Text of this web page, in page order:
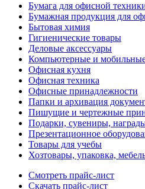
Бумага для офисной
Бумажная продукция для
Бытовая химия
Гигиенические товары
Деловые аксессуары
Компьютерные и мобильные
Офисная кухня
Офисная техника
Офисные принадлежности
Папки и архивация
Пишущие и чертежные
Подарки, сувениры,
Презентационное
Товары для учебы
Хозтовары, упаковка,
Смотреть прайс-лист
Скачать прайс-лист